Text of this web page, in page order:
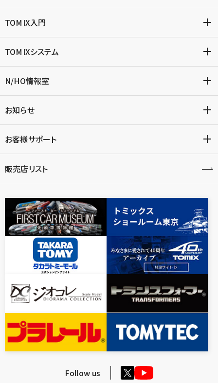
TOMIX入門
TOMIXシステム
N/HO情報室
お知らせ
お客様サポート
販売店リスト
Follow us